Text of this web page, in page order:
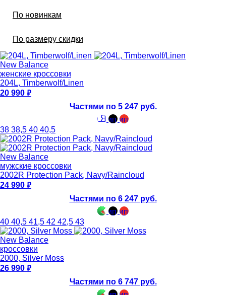
По новинкам
По размеру скидки
New Balance
женские кроссовки
204L, Timberwolf/Linen
20 990
Частями по 5 247 руб.
38 38,5 40 40,5
New Balance
мужские кроссовки
2002R Protection Pack, Navy/Raincloud
24 990
Частями по 6 247 руб.
40 40,5 41,5 42 42,5 43
New Balance
кроссовки
2000, Silver Moss
26 990
Частями по 6 747 руб.